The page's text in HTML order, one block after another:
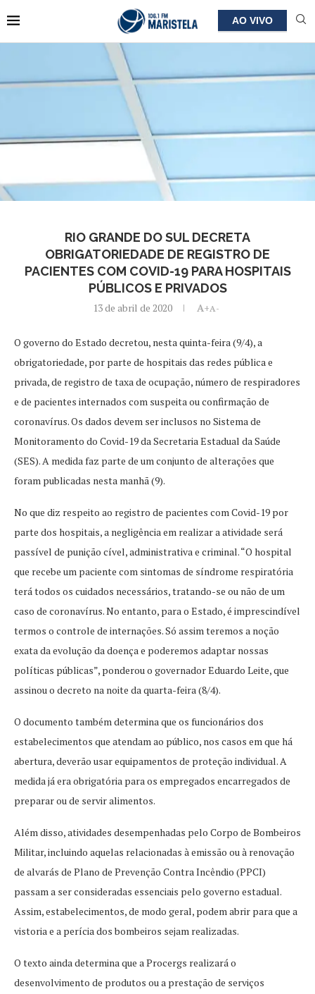
AO VIVO
RIO GRANDE DO SUL DECRETA
OBRIGATORIEDADE DE REGISTRO DE
PACIENTES COM COVID-19 PARA HOSPITAIS
PÚBLICOS E PRIVADOS
13 de abril de 2020 A+A-
O governo do Estado decretou, nesta quinta-feira (9/4), a
obrigatoriedade, por parte de hospitais das redes pública e
privada, de registro de taxa de ocupação, número de respiradores
e de pacientes internados com suspeita ou confirmação de
coronavírus. Os dados devem ser inclusos no Sistema de
Monitoramento do Covid-19 da Secretaria Estadual da Saúde
(SES). A medida faz parte de um conjunto de alterações que
foram publicadas nesta manhã (9).
No que diz respeito ao registro de pacientes com Covid-19 por
parte dos hospitais, a negligência em realizar a atividade será
passível de punição cível, administrativa e criminal. “O hospital
que recebe um paciente com sintomas de síndrome respiratória
terá todos os cuidados necessários, tratando-se ou não de um
caso de coronavírus. No entanto, para o Estado, é imprescindível
termos o controle de internações. Só assim teremos a noção
exata da evolução da doença e poderemos adaptar nossas
políticas públicas”, ponderou o governador Eduardo Leite, que
assinou o decreto na noite da quarta-feira (8/4).
O documento também determina que os funcionários dos
estabelecimentos que atendam ao público, nos casos em que há
abertura, deverão usar equipamentos de proteção individual. A
medida já era obrigatória para os empregados encarregados de
preparar ou de servir alimentos.
Além disso, atividades desempenhadas pelo Corpo de Bombeiros
Militar, incluindo aquelas relacionadas à emissão ou à renovação
de alvarás de Plano de Prevenção Contra Incêndio (PPCI)
passam a ser consideradas essenciais pelo governo estadual.
Assim, estabelecimentos, de modo geral, podem abrir para que a
vistoria e a perícia dos bombeiros sejam realizadas.
O texto ainda determina que a Procergs realizará o
desenvolvimento de produtos ou a prestação de serviços